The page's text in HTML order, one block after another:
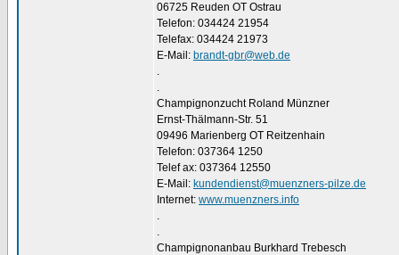
06725 Reuden OT Ostrau
Telefon: 034424 21954
Telefax: 034424 21973
E-Mail: brandt-gbr@web.de
.
.
Champignonzucht Roland Münzner
Ernst-Thälmann-Str. 51
09496 Marienberg OT Reitzenhain
Telefon: 037364 1250
Telef ax: 037364 12550
E-Mail: kundendienst@muenzners-pilze.de
Internet: www.muenzners.info
.
.
Champignonanbau Burkhard Trebesch